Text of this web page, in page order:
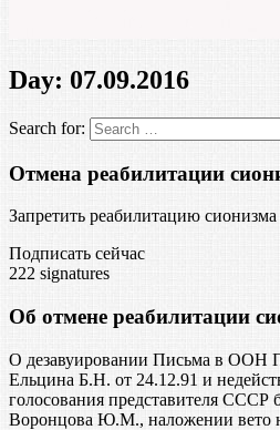
Day: 07.09.2016
Search for:
Отмена реабилитации
Запретить реабилитацию сионизма
Подписать сейчас
222 signatures
Об отмене реабилитации
О дезавуировании Письма в ООН
Ельцина Б.Н. от 24.12.91 и
голосования представителя СССР
Воронцова Ю.М., наложении